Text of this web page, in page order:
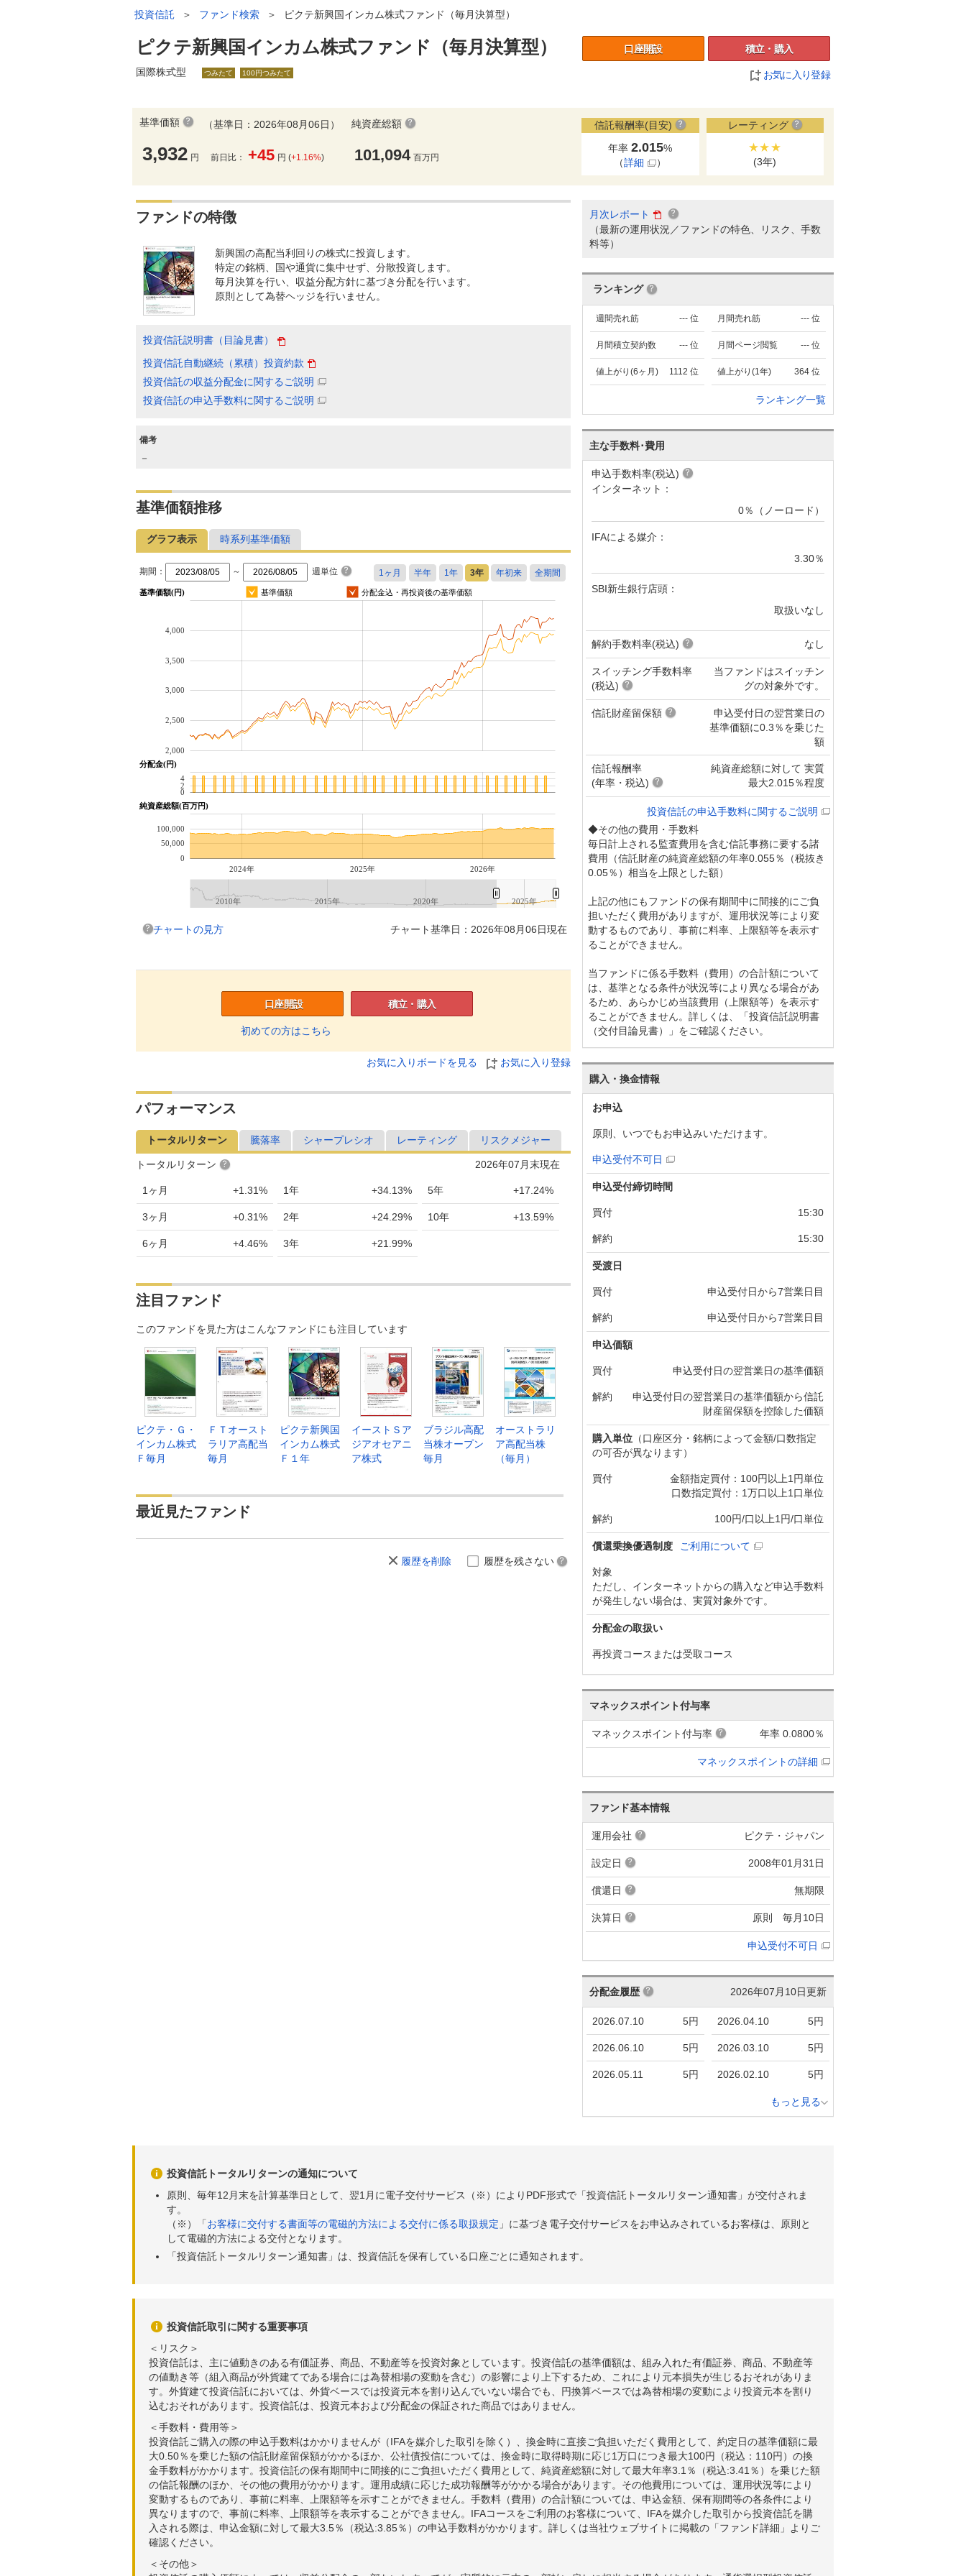
投資信託 ＞ ファンド検索 ＞ ピクテ新興国インカム株式ファンド（毎月決算型）
ピクテ新興国インカム株式ファンド（毎月決算型） 口座開設 積立・購入
お気に入り登録
国際株式型 つみたて 100円つみたて
基準価額
3,932 円
（基準日：2026年08月06日）
前日比： +45 円 (+1.16%)
純資産総額
101,094 百万円
信託報酬率(目安)
年率2.015%
（詳細 ）
レーティング
★★★
(3年)
ファンドの特徴
新興国の高配当利回りの株式に投資します。
特定の銘柄、国や通貨に集中せず、分散投資します。
毎月決算を行い、収益分配方針に基づき分配を行います。
原則として為替ヘッジを行いません。
投資信託説明書（目論見書）
投資信託自動継続（累積）投資約款
投資信託の収益分配金に関するご説明
投資信託の申込手数料に関するご説明
備考
－
基準価額推移
グラフ表示 時系列基準価額
期間： ～ 週単位
基準価額(円) 基準価額 分配金込・再投資後の基準価額
2,000
2,500
3,000
3,500
4,000
分配金(円)
0
2
4
純資産総額(百万円)
2024年 2025年 2026年
0
50,000
100,000
2010年 2015年 2020年 2025年
チャートの見方 チャート基準日：2026年08月06日現在
口座開設
初めての方はこちら
積立・購入
お気に入りボードを見る お気に入り登録
パフォーマンス
トータルリターン 騰落率 シャープレシオ レーティング リスクメジャー
2026年07月末現在
トータルリターン
1ヶ月 +1.31%
3ヶ月 +0.31%
6ヶ月 +4.46%
1年 +34.13%
2年 +24.29%
3年 +21.99%
5年 +17.24%
10年 +13.59%
注目ファンド
このファンドを見た方はこんなファンドにも注目しています
ピクテ・Ｇ・
インカム株式
Ｆ毎月
ＦＴオースト
ラリア高配当
毎月
ピクテ新興国
インカム株式
Ｆ１年
イーストＳア
ジアオセアニ
ア株式
ブラジル高配
当株オープン
毎月
オーストラリ
ア高配当株
（毎月）
最近見たファンド
履歴を削除 履歴を残さない
月次レポート
（最新の運用状況／ファンドの特色、リスク、手数
料等）
ランキング
--- 位
週間売れ筋 --- 位
月間売れ筋
--- 位
月間積立契約数 --- 位
月間ページ閲覧
1112 位
値上がり(6ヶ月) 364 位
値上がり(1年)
ランキング一覧
主な手数料･費用
申込手数料率(税込)
インターネット：
0％（ノーロード）
IFAによる媒介：
3.30％
SBI新生銀行店頭：
取扱いなし
解約手数料率(税込) なし
スイッチング手数料率
(税込)
当ファンドはスイッチン
グの対象外です。
信託財産留保額
申込受付日の翌営業日の
基準価額に0.3％を乗じた
額
信託報酬率
(年率・税込)
純資産総額に対して 実質
最大2.015％程度
投資信託の申込手数料に関するご説明
◆その他の費用・手数料
毎日計上される監査費用を含む信託事務に要する諸
費用（信託財産の純資産総額の年率0.055％（税抜き
0.05％）相当を上限とした額）
上記の他にもファンドの保有期間中に間接的にご負
担いただく費用がありますが、運用状況等により変
動するものであり、事前に料率、上限額等を表示す
ることができません。
当ファンドに係る手数料（費用）の合計額について
は、基準となる条件が状況等により異なる場合があ
るため、あらかじめ当該費用（上限額等）を表示す
ることができません。詳しくは、「投資信託説明書
（交付目論見書）」をご確認ください。
購入・換金情報
お申込
原則、いつでもお申込みいただけます。
申込受付不可日
申込受付締切時間
買付 15:30
解約 15:30
受渡日
買付 申込受付日から7営業日目
解約 申込受付日から7営業日目
申込価額
買付 申込受付日の翌営業日の基準価額
解約
申込受付日の翌営業日の基準価額から信託
財産留保額を控除した価額
購入単位 （口座区分・銘柄によって金額/口数指定
の可否が異なります）
買付
金額指定買付：100円以上1円単位
口数指定買付：1万口以上1口単位
解約 100円/口以上1円/口単位
償還乗換優遇制度 ご利用について
対象
ただし、インターネットからの購入など申込手数料
が発生しない場合は、実質対象外です。
分配金の取扱い
再投資コースまたは受取コース
マネックスポイント付与率
マネックスポイント付与率 年率 0.0800％
マネックスポイントの詳細
ファンド基本情報
運用会社 ピクテ・ジャパン
設定日 2008年01月31日
償還日 無期限
決算日 原則 毎月10日
申込受付不可日
2026年07月10日更新
分配金履歴
2026.07.10 5円
2026.06.10 5円
2026.05.11 5円
2026.04.10 5円
2026.03.10 5円
2026.02.10 5円
もっと見る
投資信託トータルリターンの通知について
原則、毎年12月末を計算基準日として、翌1月に電子交付サービス（※）によりPDF形式で「投資信託トータルリターン通知書」が交付されま
す。
（※）「お客様に交付する書面等の電磁的方法による交付に係る取扱規定 」に基づき電子交付サービスをお申込みされているお客様は、原則と
して電磁的方法による交付となります。
「投資信託トータルリターン通知書」は、投資信託を保有している口座ごとに通知されます。
投資信託取引に関する重要事項
＜リスク＞
投資信託は、主に値動きのある有価証券、商品、不動産等を投資対象としています。投資信託の基準価額は、組み入れた有価証券、商品、不動産等
の値動き等（組入商品が外貨建てである場合には為替相場の変動を含む）の影響により上下するため、これにより元本損失が生じるおそれがありま
す。外貨建て投資信託においては、外貨ベースでは投資元本を割り込んでいない場合でも、円換算ベースでは為替相場の変動により投資元本を割り
込むおそれがあります。投資信託は、投資元本および分配金の保証された商品ではありません。
＜手数料・費用等＞
投資信託ご購入の際の申込手数料はかかりませんが（IFAを媒介した取引を除く）、換金時に直接ご負担いただく費用として、約定日の基準価額に最
大0.50％を乗じた額の信託財産留保額がかかるほか、公社債投信については、換金時に取得時期に応じ1万口につき最大100円（税込：110円）の換
金手数料がかかります。投資信託の保有期間中に間接的にご負担いただく費用として、純資産総額に対して最大年率3.1％（税込:3.41％）を乗じた額
の信託報酬のほか、その他の費用がかかります。運用成績に応じた成功報酬等がかかる場合があります。その他費用については、運用状況等により
変動するものであり、事前に料率、上限額等を示すことができません。手数料（費用）の合計額については、申込金額、保有期間等の各条件により
異なりますので、事前に料率、上限額等を表示することができません。IFAコースをご利用のお客様について、IFAを媒介した取引から投資信託を購
入される際は、申込金額に対して最大3.5％（税込:3.85％）の申込手数料がかかります。詳しくは当社ウェブサイトに掲載の「ファンド詳細」よりご
確認ください。
＜その他＞